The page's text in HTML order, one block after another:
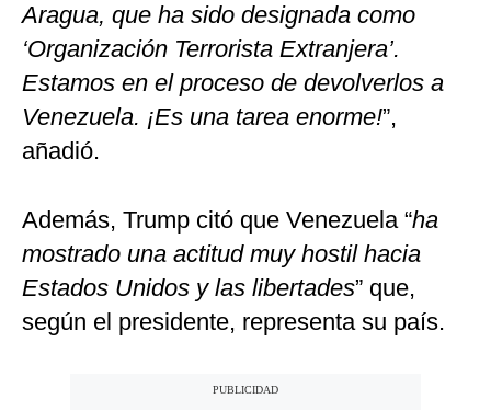
Aragua, que ha sido designada como
‘Organización Terrorista Extranjera’.
Estamos en el proceso de devolverlos a
Venezuela. ¡Es una tarea enorme!”,
añadió.
Además, Trump citó que Venezuela “ha
mostrado una actitud muy hostil hacia
Estados Unidos y las libertades” que,
según el presidente, representa su país.